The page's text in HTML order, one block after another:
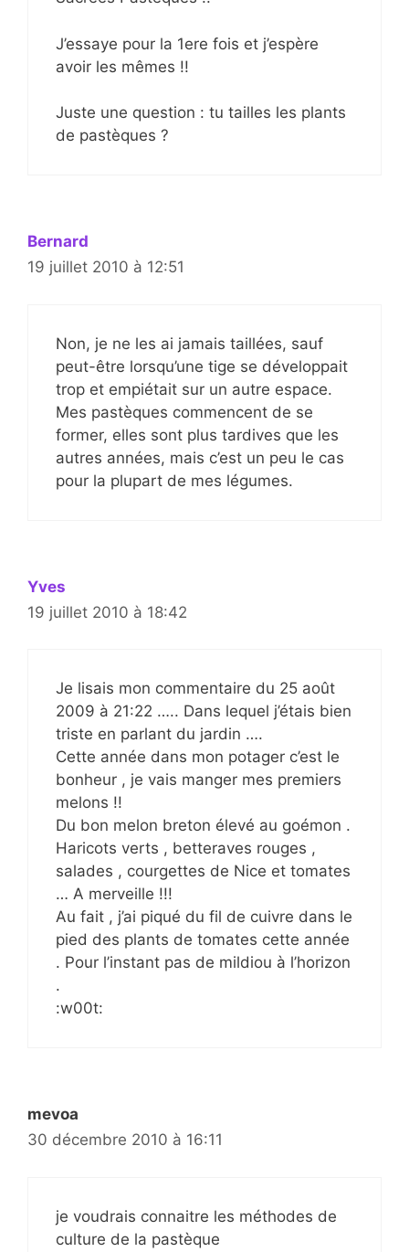
J’essaye pour la 1ere fois et j’espère
avoir les mêmes !!
Juste une question : tu tailles les plants
de pastèques ?
Bernard
19 juillet 2010 à 12:51
Non, je ne les ai jamais taillées, sauf
peut-être lorsqu’une tige se développait
trop et empiétait sur un autre espace.
Mes pastèques commencent de se
former, elles sont plus tardives que les
autres années, mais c’est un peu le cas
pour la plupart de mes légumes.
Yves
19 juillet 2010 à 18:42
Je lisais mon commentaire du 25 août
2009 à 21:22 ….. Dans lequel j’étais bien
triste en parlant du jardin ….
Cette année dans mon potager c’est le
bonheur , je vais manger mes premiers
melons !!
Du bon melon breton élevé au goémon .
Haricots verts , betteraves rouges ,
salades , courgettes de Nice et tomates
… A merveille !!!
Au fait , j’ai piqué du fil de cuivre dans le
pied des plants de tomates cette année
. Pour l’instant pas de mildiou à l’horizon
.
:w00t:
mevoa
30 décembre 2010 à 16:11
je voudrais connaitre les méthodes de
culture de la pastèque